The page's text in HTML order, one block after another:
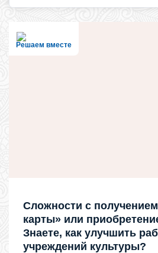
Решаем вместе
Сложности с
карты» или
Знаете, как улучшить
учреждений культуры?